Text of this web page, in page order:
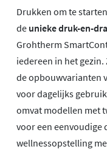
Drukken om te
de unieke druk-en-
Grohtherm
iedereen in het
de opbouwvarianten
voor dagelijks
omvat modellen met
voor een eenvoudige
wellnessopstelling